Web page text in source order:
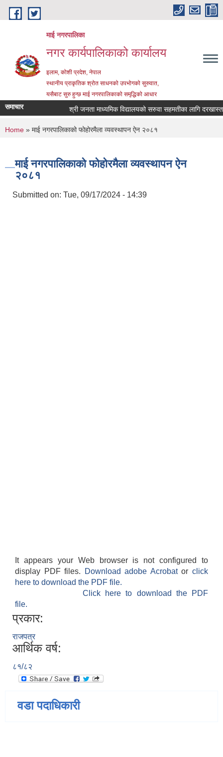
Skip to main content
माई नगरपालिका
नगर कार्यपालिकाको कार्यालय
इलाम, कोशी प्रदेश, नेपाल
स्थानीय प्राकृतिक श्रोत साधनको उपभोगको सुरुवात,
यसैबाट सुरु हुन्छ माई नगरपालिकाको समृद्धिको आधार
समाचार श्री जनता माध्यमिक विद्यालयको सरुवा सहमतीका लागि दरखास्त
You are here
Home » माई नगरपालिकाको फोहोरमैला व्यवस्थापन ऐन २०८१
माई नगरपालिकाको फोहोरमैला व्यवस्थापन ऐन
२०८१
Submitted on: Tue, 09/17/2024 - 14:39
It appears your Web browser is not configured to
display PDF files.
Download adobe Acrobatorclick
here to download the PDF file.
Click here to download the PDF
file.
प्रकार:
राजपत्र
आर्थिक वर्ष:
८१/८२
वडा पदाधिकारी